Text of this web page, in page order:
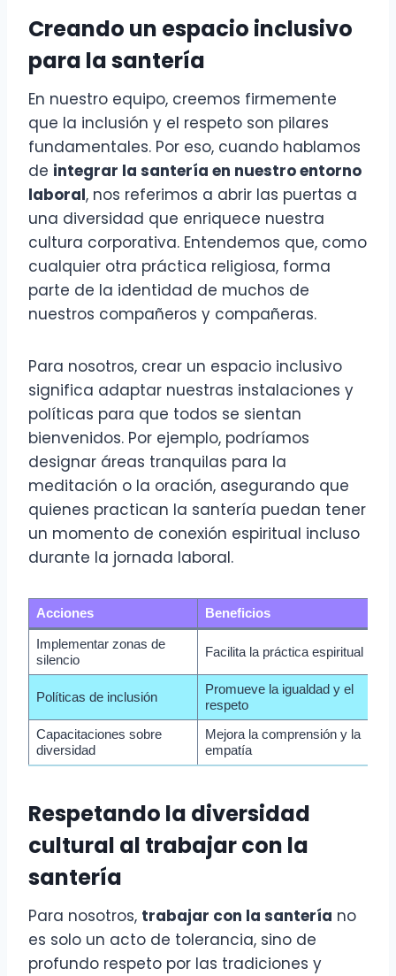
Creando un espacio inclusivo
para la santería
En nuestro equipo, creemos firmemente
que la inclusión y el respeto son pilares
fundamentales. Por eso, cuando hablamos
de integrar la santería en nuestro entorno
laboral, nos referimos a abrir las puertas a
una diversidad que enriquece nuestra
cultura corporativa. Entendemos que, como
cualquier otra práctica religiosa, forma
parte de la identidad de muchos de
nuestros compañeros y compañeras.
Para nosotros, crear un espacio inclusivo
significa adaptar nuestras instalaciones y
políticas para que todos se sientan
bienvenidos. Por ejemplo, podríamos
designar áreas tranquilas para la
meditación o la oración, asegurando que
quienes practican la santería puedan tener
un momento de conexión espiritual incluso
durante la jornada laboral.
Acciones Beneficios
Implementar zonas de
silencio
Facilita la práctica espiritual
Políticas de inclusión
Promueve la igualdad y el
respeto
Capacitaciones sobre
diversidad
Mejora la comprensión y la
empatía
Respetando la diversidad
cultural al trabajar con la
santería
Para nosotros, trabajar con la santería no
es solo un acto de tolerancia, sino de
profundo respeto por las tradiciones y